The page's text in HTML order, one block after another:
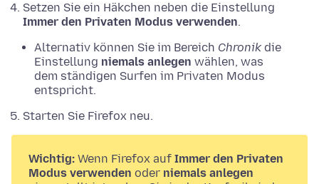
Setzen Sie ein Häkchen neben die Einstellung
Immer den Privaten Modus verwenden.
Alternativ können Sie im Bereich Chronikdie
Einstellung niemals anlegen wählen, was
dem ständigen Surfen im Privaten Modus
entspricht.
Starten Sie Firefox neu.
Wichtig: Wenn Firefox auf Immer den Privaten
Modus verwenden oder niemals anlegen